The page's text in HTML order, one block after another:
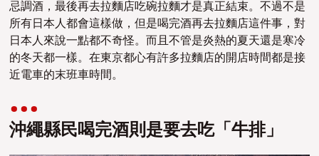
忌調酒，最後再去拉麵店吃碗拉麵才是真正結束。不過不是
所有日本人都會這樣做，但是喝完酒再去拉麵店這件事，對
日本人來說一點都不奇怪。而且不管是炎熱的夏天還是寒冷
的冬天都一樣。在東京都心有許多拉麵店的開店時間都是接
近電車的末班車時間。
沖繩縣民喝完酒則是要去吃「牛排」